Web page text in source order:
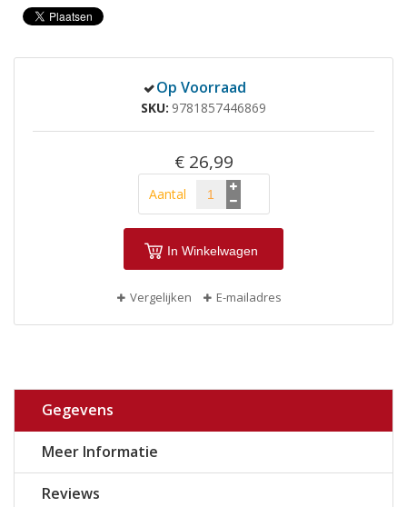
Op Voorraad
SKU 9781857446869
€ 26,99
Aantal
In Winkelwagen
Vergelijken E-mailadres
Gegevens
Meer Informatie
Reviews